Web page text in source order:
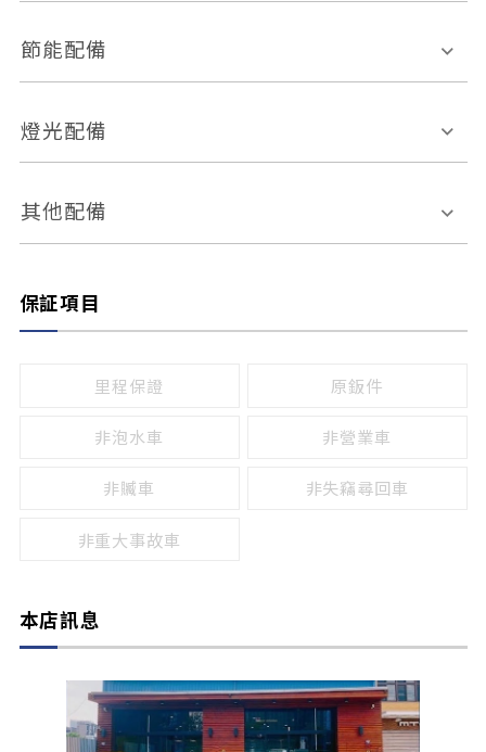
車道偏離警示
自動停車系統 盲點偵測系統
倒車雷達
無
有
外部音源接入
節能配備
引擎啟閉系統
燈光配備
感應頭燈
頭燈光源
其他配備
保証項目
里程保證 原鈑件
非泡水車 非營業車
非贓車 非失竊尋回車
非重大事故車
本店訊息